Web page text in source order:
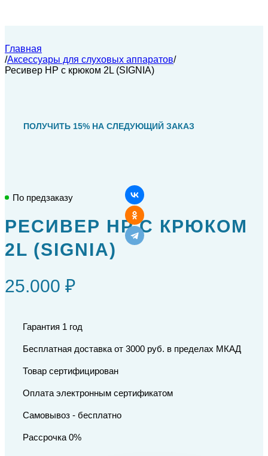
Главная
/Аксессуары для слуховых аппаратов/
Ресивер HP с крюком 2L (SIGNIA)
ПОЛУЧИТЬ 15% НА СЛЕДУЮЩИЙ ЗАКАЗ
По предзаказу
РЕСИВЕР HP С КРЮКОМ
2L (SIGNIA)
25.000 ₽
Гарантия 1 год
Бесплатная доставка от 3000 руб. в пределах МКАД
Товар сертифицирован
Оплата электронным сертификатом
Самовывоз - бесплатно
Рассрочка 0%